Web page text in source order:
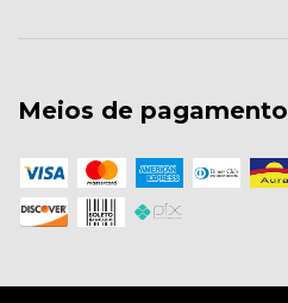
Meios de pagamento